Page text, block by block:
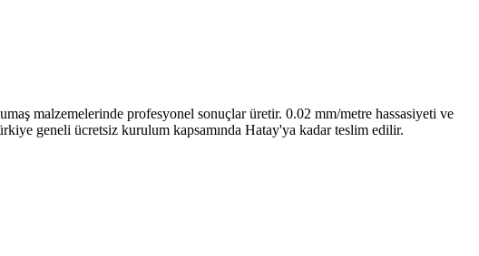
malzemelerinde profesyonel sonuçlar üretir. 0.02 mm/metre hassasiyeti ve
geneli ücretsiz kurulum kapsamında Hatay'ya kadar teslim edilir.